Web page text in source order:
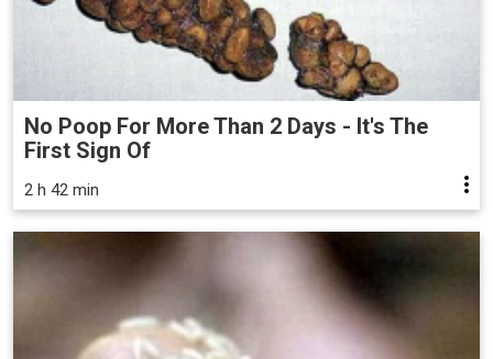
No Poop For More Than 2 Days - It's The
First Sign Of
2 h 42 min